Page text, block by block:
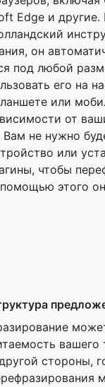
Edge и другие.
он
под любой
его на
или
от
Вам не нужно
или
чтобы
этого
вашего
стороны,